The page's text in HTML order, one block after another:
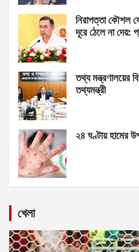
নিরাপত্তা কৌশল
দূরে ঠেলে না দেয়:
তথ্য মন্ত্রণালয়ের
তথ্যমন্ত্রী
২৪ ঘণ্টায় হামের
খেলা